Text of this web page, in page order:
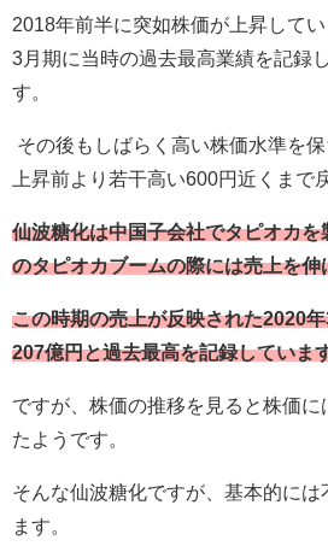
2018年前半に突如株価が上昇して
3 月期に当時の過去最高業績を記録
す。
その後もしばらく高い株価水準を
上昇前より若干高い600円近くまで
仙波糖化は中国子会社でタピオカ
のタピオカブームの際には売上を伸
この時期の売上が反映された2020
207億円と過去最高を記録していま
ですが、株価の推移を見ると株価に
たようです。
そんな仙波糖化ですが、基本的には
ます。